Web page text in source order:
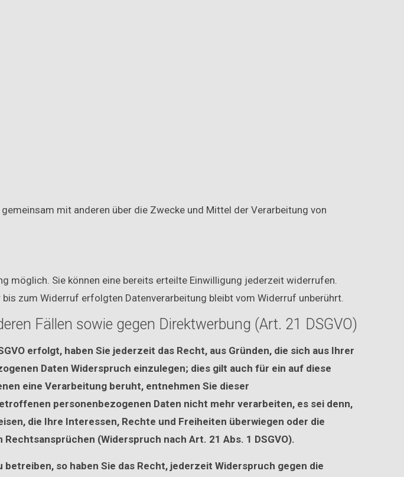
mit anderen über die Zwecke und Mittel der Verarbeitung von
möglich. Sie können eine bereits erteilte Einwilligung jederzeit widerrufen.
zum Widerruf erfolgten Datenverarbeitung bleibt vom Widerruf unberührt.
Fällen sowie gegen Direktwerbung (Art. 21 DSGVO)
erfolgt, haben Sie jederzeit das Recht, aus Gründen, die sich aus Ihrer
Daten Widerspruch einzulegen; dies gilt auch für ein auf diese
eine Verarbeitung beruht, entnehmen Sie dieser
personenbezogenen Daten nicht mehr verarbeiten, es sei denn,
die Ihre Interessen, Rechte und Freiheiten überwiegen oder die
(Widerspruch nach Art. 21 Abs. 1 DSGVO).
so haben Sie das Recht, jederzeit Widerspruch gegen die